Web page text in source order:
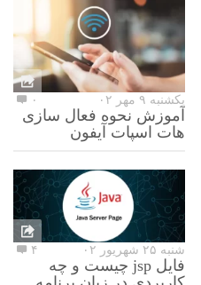
یکشنبه ۹ مهر ۰۲ ۰
آموزش نحوه فعال سازی
هات اسپات آیفون
شنبه ۲۵ شهریور ۰۲ ۴
فایل jsp چیست و چه